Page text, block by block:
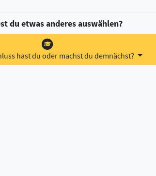
du etwas anderes auswählen?
hast du oder machst du demnächst?